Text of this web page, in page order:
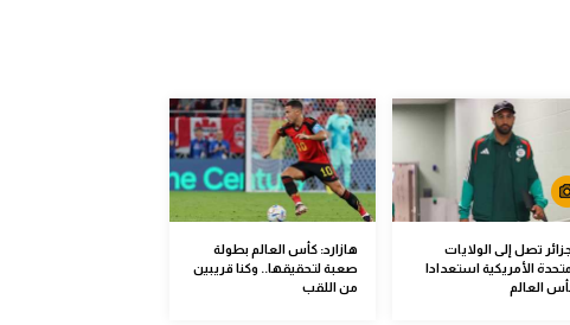
تصل إلى الولايات
الأمريكية استعدادا
العالم
هازارد: كأس العالم بطولة
صعبة لتحقيقها.. وكنا قريبين
من اللقب